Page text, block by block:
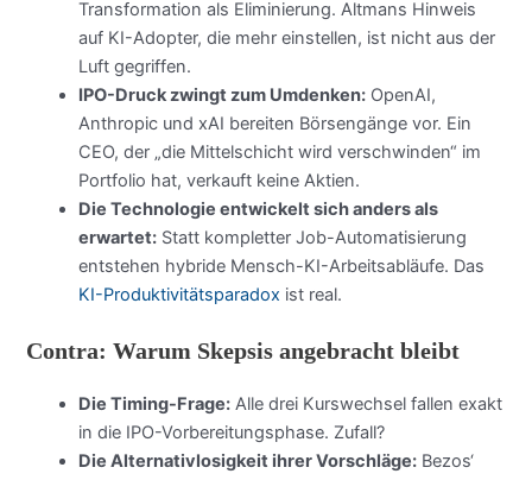
Transformation als Eliminierung. Altmans Hinweis
auf KI-Adopter, die mehr einstellen, ist nicht aus der
Luft gegriffen.
IPO-Druck zwingt zum Umdenken: OpenAI,
Anthropic und xAI bereiten Börsengänge vor. Ein
CEO, der „die Mittelschicht wird verschwinden“ im
Portfolio hat, verkauft keine Aktien.
Die Technologie entwickelt sich anders als
erwartet: Statt kompletter Job-Automatisierung
entstehen hybride Mensch-KI-Arbeitsabläufe. Das
KI-Produktivitätsparadox ist real.
Contra: Warum Skepsis angebracht bleibt
Die Timing-Frage: Alle drei Kurswechsel fallen exakt
in die IPO-Vorbereitungsphase. Zufall?
Die Alternativlosigkeit ihrer Vorschläge: Bezos‘